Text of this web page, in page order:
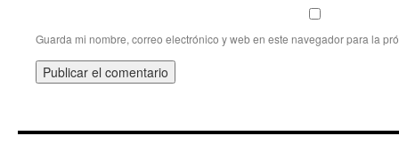
Guarda mi nombre, correo electrónico y web en este navegador para la